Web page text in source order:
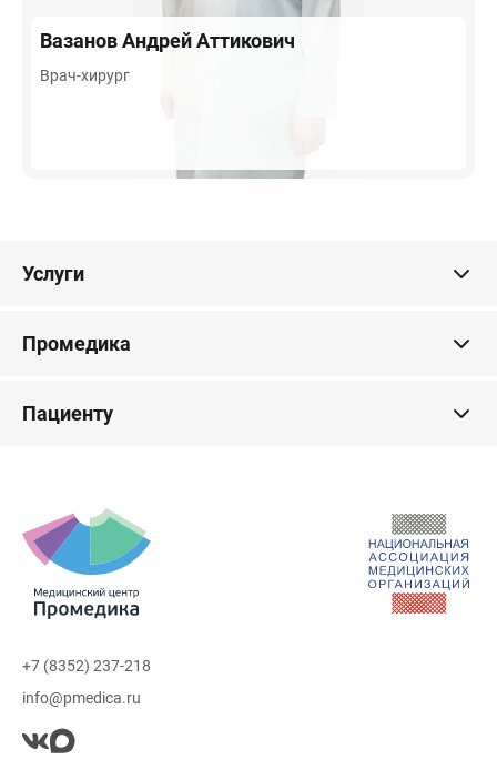
ВазановАндрей Аттикович
Врач-хирург
Услуги
Промедика
Пациенту
+7 (8352) 237-218
info@pmedica.ru